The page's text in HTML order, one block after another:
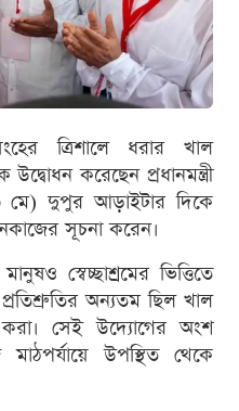
ত্রিশালে ধরার খাল
করেছেন প্রধানমন্ত্রী
মে) দুপুর আড়াইটার দিকে
সূচনা করেন।
স্বেচ্ছাশ্রমের ভিত্তিতে
অন্যতম ছিল খাল
করা। সেই উদ্যোগের অংশ
মাঠপর্যায়ে উপস্থিত থেকে